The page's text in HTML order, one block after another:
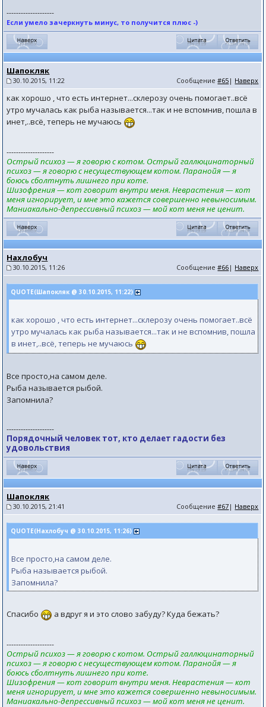
--------------------
Если умело зачеркнуть минус, то получится плюс -)
Шапокляк
30.10.2015, 11:22 Сообщение#65 | Наверх
как хорошо , что есть интернет...склерозу очень помогает..всё
утро мучалась как рыба называется...так и не вспомнив, пошла в
инет,..всё, теперь не мучаюсь
--------------------
Острый психоз — я говорю с котом. Острый галлюцинаторный
психоз — я говорю с несуществующем котом. Паранойя — я
боюсь сболтнуть лишнего при коте.
Шизофрения — кот говорит внутри меня. Неврастения — кот
меня игнорирует, и мне это кажется совершенно невыносимым.
Маниакально-депрессивный психоз — мой кот меня не ценит.
Нахлобуч
30.10.2015, 11:26 Сообщение#66 | Наверх
QUOTE(Шапокляк @ 30.10.2015, 11:22)
как хорошо , что есть интернет...склерозу очень помогает..всё
утро мучалась как рыба называется...так и не вспомнив, пошла
в инет,..всё, теперь не мучаюсь
Все просто,на самом деле.
Рыба называется рыбой.
Запомнила?
--------------------
Порядочный человек тот, кто делает гадости без
удовольствия
Шапокляк
30.10.2015, 21:41 Сообщение#67 | Наверх
QUOTE(Нахлобуч @ 30.10.2015, 11:26)
Все просто,на самом деле.
Рыба называется рыбой.
Запомнила?
Спасибо а вдруг я и это слово забуду? Куда бежать?
--------------------
Острый психоз — я говорю с котом. Острый галлюцинаторный
психоз — я говорю с несуществующем котом. Паранойя — я
боюсь сболтнуть лишнего при коте.
Шизофрения — кот говорит внутри меня. Неврастения — кот
меня игнорирует, и мне это кажется совершенно невыносимым.
Маниакально-депрессивный психоз — мой кот меня не ценит.